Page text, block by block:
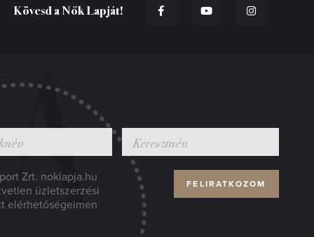
Kövesd a Nők Lapját!
Zrt. noklapja.hu
üzletszerzési
elérhetőségeimen